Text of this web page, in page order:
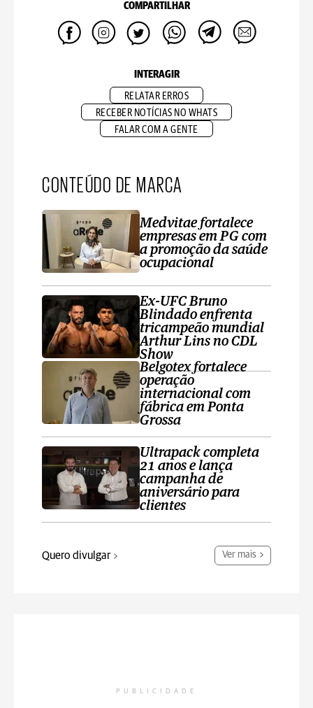
COMPARTILHAR
INTERAGIR
RELATAR ERROS
RECEBER NOTÍCIAS NO WHATS
FALAR COM A GENTE
CONTEÚDO DE MARCA
Medvitae fortalece
empresas em PG com
a promoção da saúde
ocupacional
Ex-UFC Bruno
Blindado enfrenta
tricampeão mundial
Arthur Lins no CDL
Show
Belgotex fortalece
operação
internacional com
fábrica em Ponta
Grossa
Ultrapack completa
21 anos e lança
campanha de
aniversário para
clientes
Quero divulgar Ver mais
PUBLICIDADE